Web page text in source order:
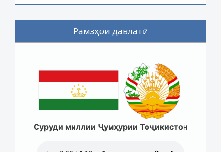
Рамзҳои давлатӣ
Суруди миллии Ҷумҳурии Тоҷикистон